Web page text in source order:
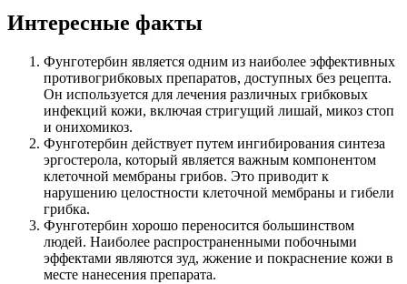
Интересные факты
Фунготербин является одним из наиболее эффективных
противогрибковых препаратов, доступных без рецепта.
Он используется для лечения различных грибковых
инфекций кожи, включая стригущий лишай, микоз стоп
и онихомикоз.
Фунготербин действует путем ингибирования синтеза
эргостерола, который является важным компонентом
клеточной мембраны грибов. Это приводит к
нарушению целостности клеточной мембраны и гибели
грибка.
Фунготербин хорошо переносится большинством
людей. Наиболее распространенными побочными
эффектами являются зуд, жжение и покраснение кожи в
месте нанесения препарата.